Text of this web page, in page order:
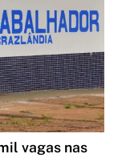
vagas nas